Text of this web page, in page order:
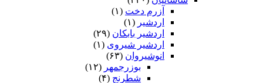
آزرم دخت (۱)
اردشیر (۱)
اردشیر بابکان (۲۹)
اردشیر شیروی (۱)
انوشیروان (۶۳)
بوزرجمهر (۱۲)
شطرنج (۴)